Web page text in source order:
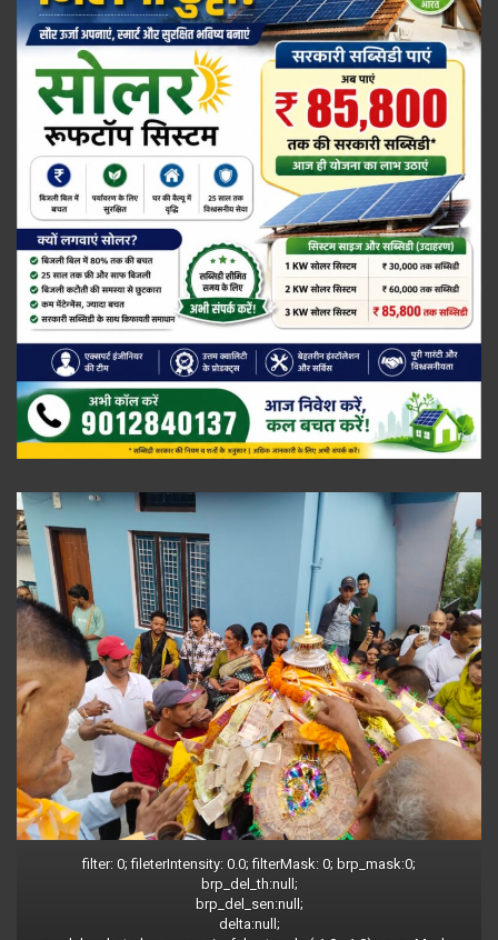
filter: 0; fileterIntensity: 0.0; filterMask: 0; brp_mask:0;
brp_del_th:null;
brp_del_sen:null;
delta:null;